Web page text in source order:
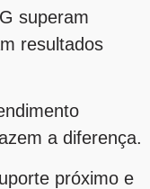
superam
resultados
a diferença.
próximo e